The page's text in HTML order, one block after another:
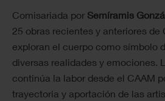
Comisariada por Semíramis
25 obras recientes y anteriores de
exploran el cuerpo como símbolo
diversas realidades y emociones.
continúa la labor desde el CAAM
trayectoria y aportación de las